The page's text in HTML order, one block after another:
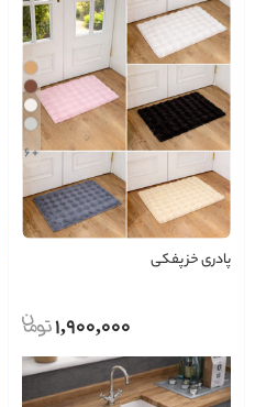
+ 6
پادری خز پفکی
1,900,000